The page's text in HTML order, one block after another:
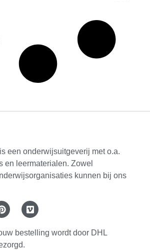
een onderwijsuitgeverij met o.a.
en leermaterialen. Zowel
kunnen bij ons
bestelling wordt door DHL